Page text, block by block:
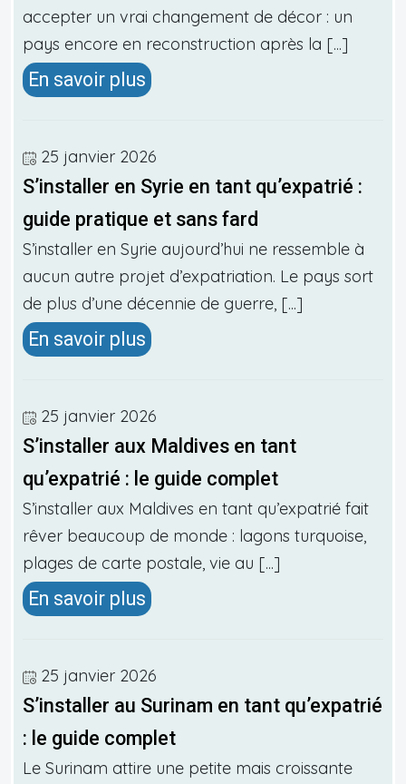
accepter un vrai changement de décor : un
pays encore en reconstruction après la [...]
En savoir plus
25 janvier 2026
S’installer en Syrie en tant qu’expatrié :
guide pratique et sans fard
S’installer en Syrie aujourd’hui ne ressemble à
aucun autre projet d’expatriation. Le pays sort
de plus d’une décennie de guerre, [...]
En savoir plus
25 janvier 2026
S’installer aux Maldives en tant
qu’expatrié : le guide complet
S’installer aux Maldives en tant qu’expatrié fait
rêver beaucoup de monde : lagons turquoise,
plages de carte postale, vie au [...]
En savoir plus
25 janvier 2026
S’installer au Surinam en tant qu’expatrié
: le guide complet
Le Surinam attire une petite mais croissante